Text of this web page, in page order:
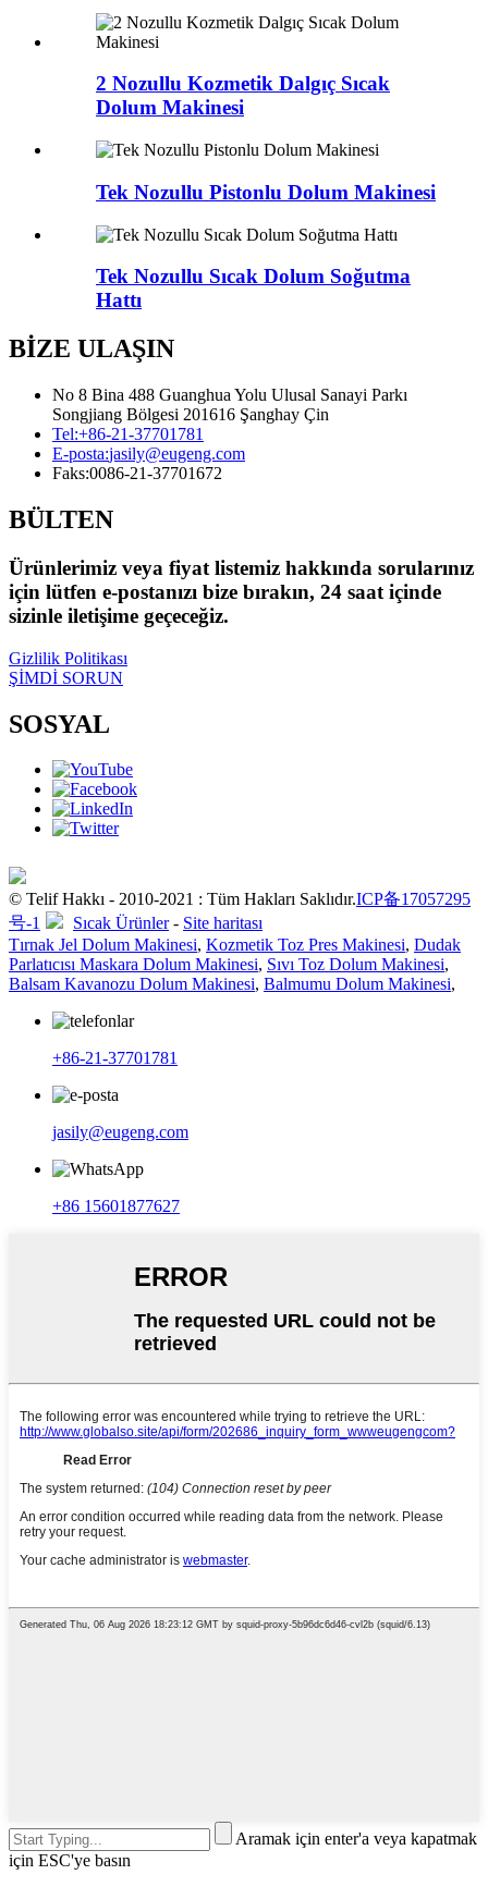
2 Nozullu Kozmetik Dalgıç Sıcak
Dolum Makinesi
Tek Nozullu Pistonlu Dolum Makinesi
Tek Nozullu Sıcak Dolum Soğutma
Hattı
BİZE ULAŞIN
No 8 Bina 488 Guanghua Yolu Ulusal Sanayi Parkı
Songjiang Bölgesi 201616 Şanghay Çin
Tel:+86-21-37701781
E-posta:jasily@eugeng.com
Faks:0086-21-37701672
BÜLTEN
Ürünlerimiz veya fiyat listemiz hakkında sorularınız
için lütfen e-postanızı bize bırakın, 24 saat içinde
sizinle iletişime geçeceğiz.
Gizlilik Politikası
ŞİMDİ SORUN
SOSYAL
© Telif Hakkı - 2010-2021 : Tüm Hakları Saklıdır.ICP备17057295
号-1
Sıcak Ürünler- Site haritası
Tırnak Jel Dolum Makinesi, Kozmetik Toz Pres Makinesi, Dudak
Parlatıcısı Maskara Dolum Makinesi, Sıvı Toz Dolum Makinesi,
Balsam Kavanozu Dolum Makinesi, Balmumu Dolum Makinesi,
+86-21-37701781
jasily@eugeng.com
+86 15601877627
Aramak için enter'a veya kapatmak
için ESC'ye basın